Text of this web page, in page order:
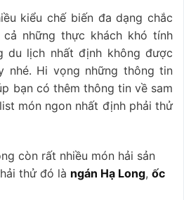
kiểu chế biến đa dạng chắc
những thực khách khó tính
du lịch nhất định không được
nhé. Hi vọng những thông tin
bạn có thêm thông tin về sam
món ngon nhất định phải thử
còn rất nhiều món hải sản
thử đó là ngán Hạ Long, ốc